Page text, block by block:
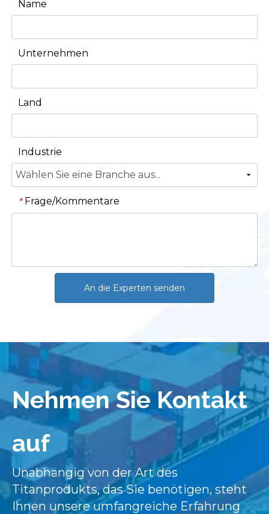
Name
Unternehmen
Land
Industrie
* Frage/Kommentare
An die Experten senden
Nehmen Sie Kontakt
auf
Unabhängig von der Art des
Titanprodukts, das Sie benötigen, steht
Ihnen unsere umfangreiche Erfahrung